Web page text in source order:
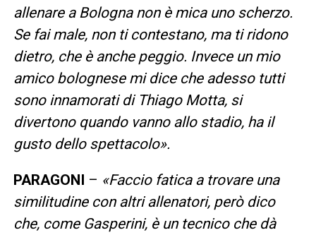
allenare a Bologna non è mica uno scherzo.
Se fai male, non ti contestano, ma ti ridono
dietro, che è anche peggio. Invece un mio
amico bolognese mi dice che adesso tutti
sono innamorati di Thiago Motta, si
divertono quando vanno allo stadio, ha il
gusto dello spettacolo».
PARAGONI – «Faccio fatica a trovare una
similitudine con altri allenatori, però dico
che, come Gasperini, è un tecnico che dà